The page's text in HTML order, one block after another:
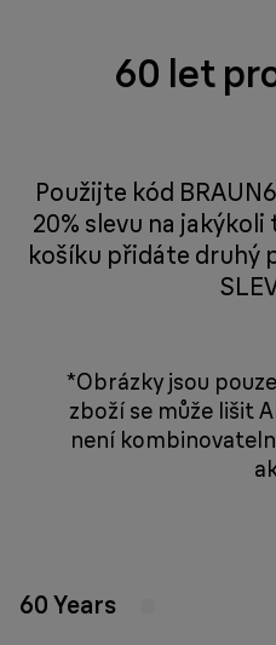
60 let
Použijte kód
20% slevu na
košíku přidáte druhý
*Obrázky jsou
zboží se může lišit
není
60 Years